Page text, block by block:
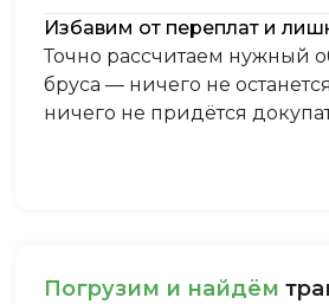
Избавим от переплат и
Точно рассчитаем нужный
бруса — ничего не
ничего не придётся
Пoгpузим и нaйдём